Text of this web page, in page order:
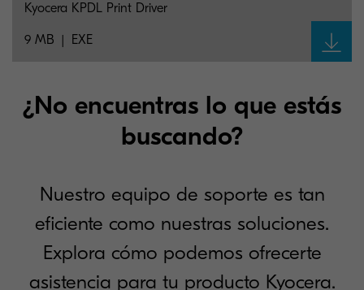
9 MB EXE
Kyocera KPDL Print Driver
¿No encuentras lo que estás
buscando?
Nuestro equipo de soporte es tan
eficiente como nuestras soluciones.
Explora cómo podemos ofrecerte
asistencia para tu producto Kyocera.